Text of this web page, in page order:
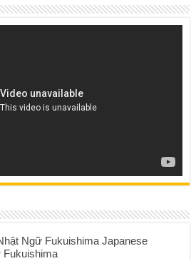
Ngữ Fukuishima Japanese
Fukuishima